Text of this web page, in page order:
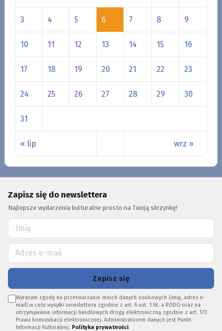
« lip wrz »
3 4 5 6 7 8 9
10 11 12 13 14 15 16
17 18 19 20 21 22 23
24 25 26 27 28 29 30
31
Zapisz się do newslettera
Najlepsze wydarzenia kulturalne prosto na Twoją skrzynkę!
Zapisz się
Wyrażam zgodę na przetwarzanie moich danych osobowych (imię, adres e-
mail) w celu wysyłki newslettera zgodnie z art. 6 ust. 1 lit. a RODO oraz na
otrzymywanie informacji handlowych drogą elektroniczną zgodnie z art. 172
Prawa komunikacji elektronicznej. Administratorem danych jest Punkt
Informacji Kulturalnej. Polityka prywatności.